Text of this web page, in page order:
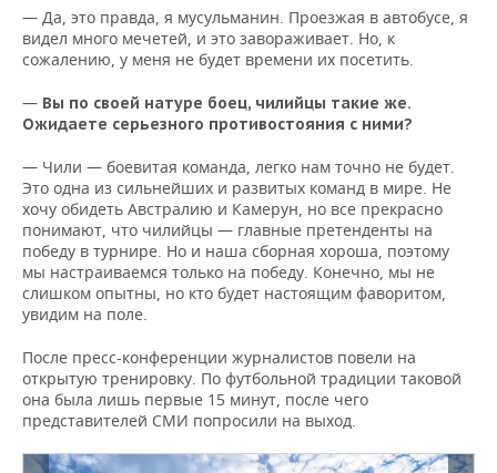
— Да, это правда, я мусульманин. Проезжая в автобусе, я
видел много мечетей, и это завораживает. Но, к
сожалению, у меня не будет времени их посетить.
— Вы по своей натуре боец, чилийцы такие же.
Ожидаете серьезного противостояния с ними?
— Чили — боевитая команда, легко нам точно не будет.
Это одна из сильнейших и развитых команд в мире. Не
хочу обидеть Австралию и Камерун, но все прекрасно
понимают, что чилийцы — главные претенденты на
победу в турнире. Но и наша сборная хороша, поэтому
мы настраиваемся только на победу. Конечно, мы не
слишком опытны, но кто будет настоящим фаворитом,
увидим на поле.
После пресс-конференции журналистов повели на
открытую тренировку. По футбольной традиции таковой
она была лишь первые 15 минут, после чего
представителей СМИ попросили на выход.